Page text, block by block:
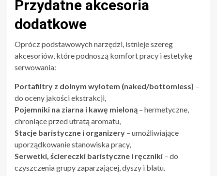
Przydatne akcesoria
dodatkowe
Oprócz podstawowych narzędzi, istnieje szereg
akcesoriów, które podnoszą komfort pracy i estetykę
serwowania:
Portafiltry z dolnym wylotem (naked/bottomless) –
do oceny jakości ekstrakcji,
Pojemniki na ziarna i kawę mieloną – hermetyczne,
chroniące przed utratą aromatu,
Stacje baristyczne i organizery – umożliwiające
uporządkowanie stanowiska pracy,
Serwetki, ściereczki baristyczne i ręczniki – do
czyszczenia grupy zaparzającej, dyszy i blatu.